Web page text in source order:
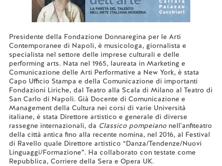
Presidente della Fondazione Donnaregina per le Arti
Contemporanee di Napoli, è musicologa, giornalista e
specialista nel settore delle imprese culturali e delle
performing arts. Nata nel 1965, laureata in Marketing e
Comunicazione delle Arti Performative a New York, è stata
Capo Ufficio Stampa e della Comunicazione di importanti
Fondazioni Liriche, dal Teatro alla Scala di Milano al Teatro di
San Carlo di Napoli. Già Docente di Comunicazione e
Management della Cultura nei corsi di varie Università
italiane, è stata Direttore artistico e generale di diverse
rassegne internazionali, da Classico pompeianonell'anfiteatro
della città antica fino alla recente nomina, nel 2016, al Festival
di Ravello quale Direttore artistico “Danza/Tendenze/Nuovi
Linguaggi/Formazione”. Ha collaborato con testate come
Repubblica, Corriere della Sera e Opera UK.